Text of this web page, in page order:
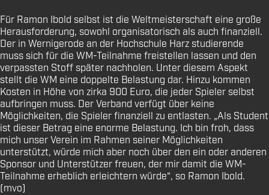
Für Ramon Ibold selbst ist die Weltmeisterschaft eine große
Herausforderung, sowohl organisatorisch als auch finanziell.
Der in Wernigerode an der Hochschule Harz studierende
muss sich für die WM-Teilnahme freistellen lassen und den
verpassten Stoff später nachholen. Unter diesem Aspekt
stellt die WM eine doppelte Belastung dar. Hinzu kommen
Kosten in Höhe von zirka 900 Euro, die jeder Spieler selbst
aufbringen muss. Der Verband verfügt über keine
Möglichkeiten, die Spieler finanziell zu entlasten. „Als Student
ist dieser Betrag eine enorme Belastung. Ich bin froh, dass
mich unser Verein im Rahmen seiner Möglichkeiten
unterstützt, würde mich aber noch über den ein oder anderen
Sponsor und Unterstützer freuen, der mir damit die WM-
Teilnahme erheblich erleichtern würde“, so Ramon Ibold.
(mvo)